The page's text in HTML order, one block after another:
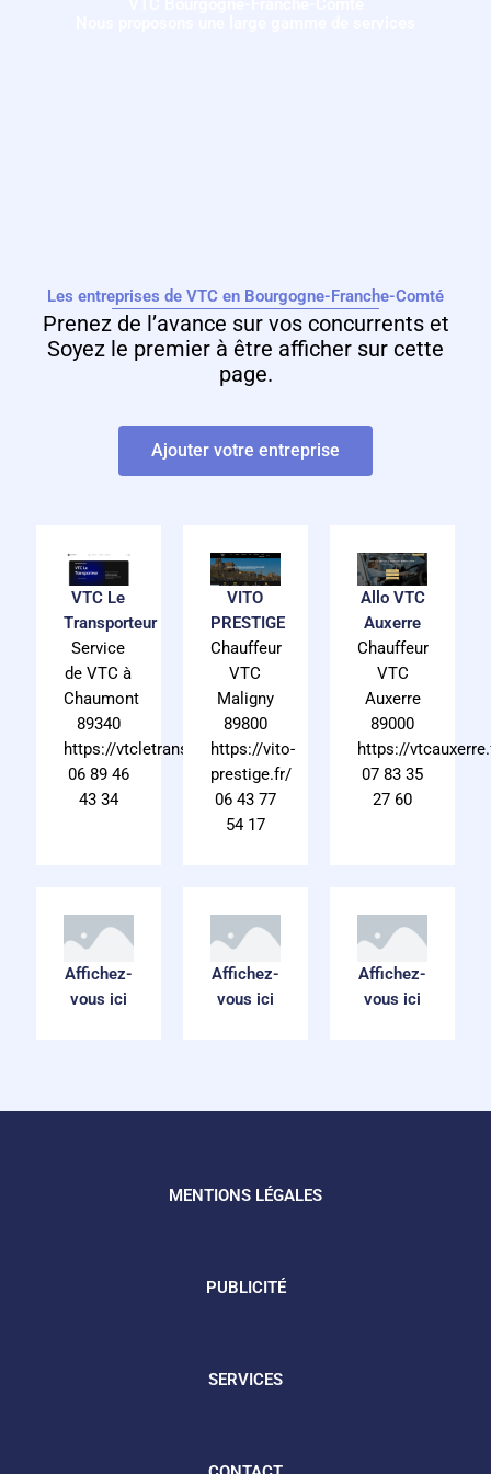
Les entreprises de VTC en Bourgogne-Franche-Comté
Prenez de l’avance sur vos concurrents et
Soyez le premier à être afficher sur cette
page.
Ajouter votre entreprise
VTC Le
Transporteur
Service
de VTC à
Chaumont
89340
https://vtcletransporteur.fr/
06 89 46
43 34
VITO
PRESTIGE
Chauffeur
VTC
Maligny
89800
https://vito-
prestige.fr/
06 43 77
54 17
Allo VTC
Auxerre
Chauffeur
VTC
Auxerre
89000
https://
07 83 35
27 60
Affichez-
vous ici
Affichez-
vous ici
Affichez-
vous ici
MENTIONS LÉGALES
PUBLICITÉ
SERVICES